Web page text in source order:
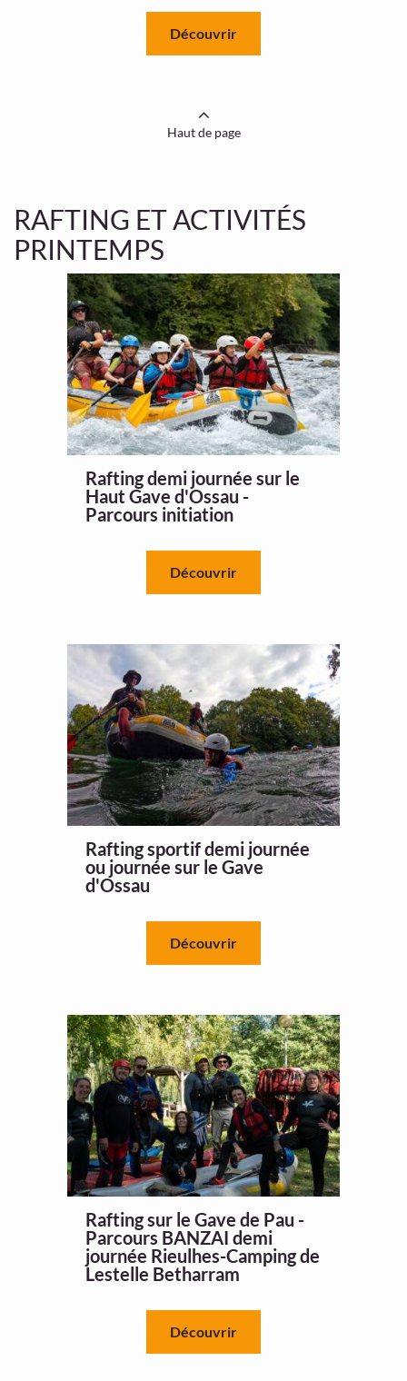
Découvrir
Haut de page
RAFTING ET ACTIVITÉS
PRINTEMPS
Rafting demi journée sur le
Haut Gave d'Ossau -
Parcours initiation
Découvrir
Rafting sportif demi journée
ou journée sur le Gave
d'Ossau
Découvrir
Rafting sur le Gave de Pau -
Parcours BANZAI demi
journée Rieulhes-Camping de
Lestelle Betharram
Découvrir